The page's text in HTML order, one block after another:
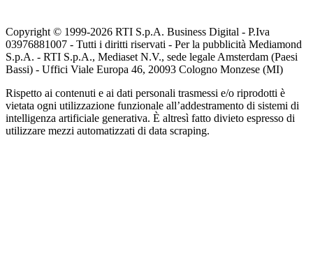
Copyright © 1999-2026 RTI S.p.A. Business Digital - P.Iva
03976881007 - Tutti i diritti riservati - Per la pubblicità Mediamond
S.p.A. - RTI S.p.A., Mediaset N.V., sede legale Amsterdam (Paesi
Bassi) - Uffici Viale Europa 46, 20093 Cologno Monzese (MI)
Rispetto ai contenuti e ai dati personali trasmessi e/o riprodotti è
vietata ogni utilizzazione funzionale all’addestramento di sistemi di
intelligenza artificiale generativa. È altresì fatto divieto espresso di
utilizzare mezzi automatizzati di data scraping.